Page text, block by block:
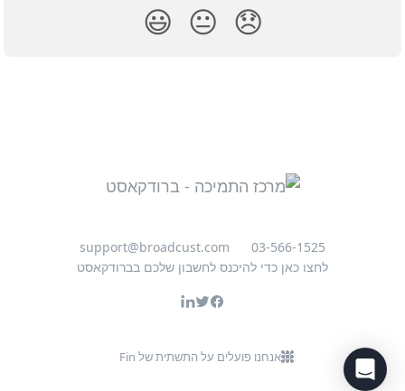
😞
😐
😃
03-566-1525
support@broadcust.com
לחצו כאן כדי להיכנס לחשבון שלכם בברודקאסט
אנחנו פועלים על התשתית של Fin